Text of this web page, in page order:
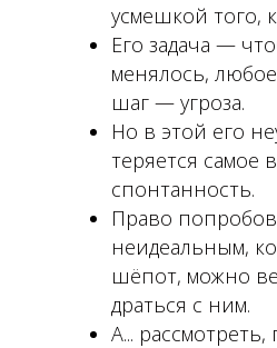
усмешкой того,
Его задача —
менялось,
шаг — угроза.
Но в этой его
теряется самое
спонтанность.
Право
неидеальным,
шёпот, можно
драться с ним.
А...